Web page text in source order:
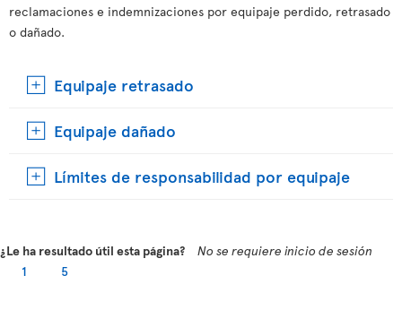
reclamaciones e indemnizaciones por equipaje perdido, retrasado
o dañado.
Equipaje retrasado
Equipaje dañado
Límites de responsabilidad por equipaje
¿Le ha resultado útil esta página?
No se requiere inicio de sesión
1
5